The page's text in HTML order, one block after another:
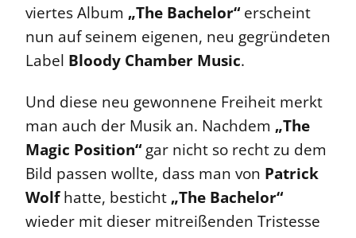
viertes Album „The Bachelor“erscheint
nun auf seinem eigenen, neu gegründeten
Label Bloody Chamber Music.
Und diese neu gewonnene Freiheit merkt
man auch der Musik an. Nachdem „The
Magic Position“gar nicht so recht zu dem
Bild passen wollte, dass man von Patrick
Wolfhatte, besticht „The Bachelor“
wieder mit dieser mitreißenden Tristesse